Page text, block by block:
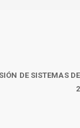
DE SISTEMAS